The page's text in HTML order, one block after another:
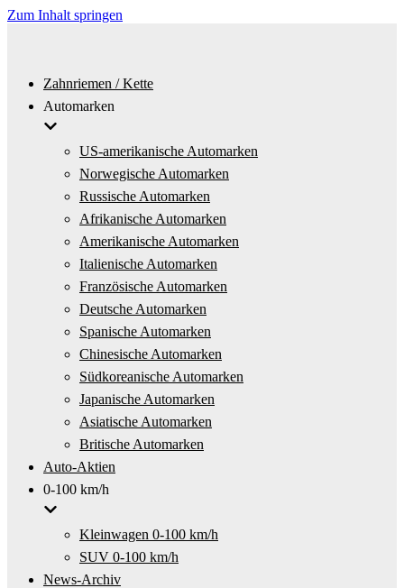
Zum Inhalt springen
Zahnriemen / Kette
Automarken
US-amerikanische Automarken
Norwegische Automarken
Russische Automarken
Afrikanische Automarken
Amerikanische Automarken
Italienische Automarken
Französische Automarken
Deutsche Automarken
Spanische Automarken
Chinesische Automarken
Südkoreanische Automarken
Japanische Automarken
Asiatische Automarken
Britische Automarken
Auto-Aktien
0-100 km/h
Kleinwagen 0-100 km/h
SUV 0-100 km/h
News-Archiv